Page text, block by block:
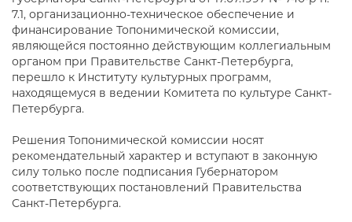
7.1, организационно-техническое обеспечение и
финансирование Топонимической комиссии,
являющейся постоянно действующим коллегиальным
органом при Правительстве Санкт-Петербурга,
перешло к Институту культурных программ,
находящемуся в ведении Комитета по культуре Санкт-
Петербурга.
Решения Топонимической комиссии носят
рекомендательный характер и вступают в законную
силу только после подписания Губернатором
соответствующих постановлений Правительства
Санкт-Петербурга.